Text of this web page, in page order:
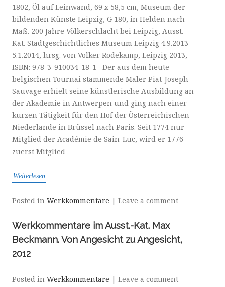
1802, Öl auf Leinwand, 69 x 58,5 cm, Museum der
bildenden Künste Leipzig, G 180, in Helden nach
Maß. 200 Jahre Völkerschlacht bei Leipzig, Ausst.-
Kat. Stadtgeschichtliches Museum Leipzig 4.9.2013-
5.1.2014, hrsg. von Volker Rodekamp, Leipzig 2013,
ISBN: 978-3-910034-18-1 Der aus dem heute
belgischen Tournai stammende Maler Piat-Joseph
Sauvage erhielt seine künstlerische Ausbildung an
der Akademie in Antwerpen und ging nach einer
kurzen Tätigkeit für den Hof der Österreichischen
Niederlande in Brüssel nach Paris. Seit 1774 nur
Mitglied der Académie de Sain-Luc, wird er 1776
zuerst Mitglied
Weiterlesen
Posted in Werkkommentare | Leave a comment
Werkkommentare im Ausst.-Kat. Max
Beckmann. Von Angesicht zu Angesicht,
2012
Posted in Werkkommentare | Leave a comment